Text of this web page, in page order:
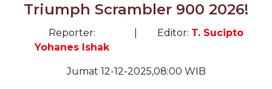
Triumph Scrambler 900 2026!
Reporter:
Yohanes Ishak
Editor: T. Sucipto
Jumat 12-12-2025,08:00 WIB